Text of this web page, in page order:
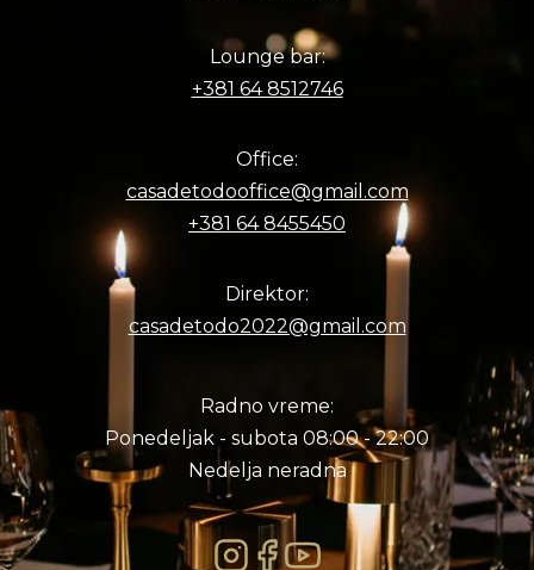
Lounge bar:
+381 64 8512746
Office:
casadetodooffice@gmail.com
+381 64 8455450
Direktor:
casadetodo2022@gmail.com
Radno vreme:
Ponedeljak - subota 08:00 - 22:00
Nedelja neradna